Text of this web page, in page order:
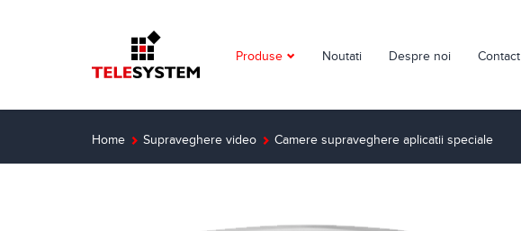
Produse
Detectie incendiu
Noutati Despre noi Contact
Home Supraveghere video Camere supraveghere aplicatii speciale